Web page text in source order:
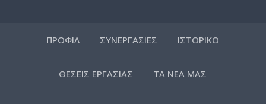
ΠΡΟΦΙΛ ΣΥΝΕΡΓΑΣΙΕΣ ΙΣΤΟΡΙΚΟ
ΘΕΣΕΙΣ ΕΡΓΑΣΙΑΣ ΤΑ ΝΕΑ ΜΑΣ